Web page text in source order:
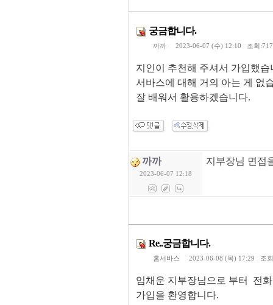
궁금합니다.
까까 2023-06-07 (수) 12:10 조회
지인이 추천해 주셔서 가입했습
서바스에 대해 거의 아는 게 없
잘 배워서 활용하겠습니다.
까까
2023-06-07 12:18
지부장님 면접
Re..궁금합니다.
홈서바스 2023-06-08 (목) 17:29 조
임채운 지부장님으로 부터 전
가입을 환영합니다.